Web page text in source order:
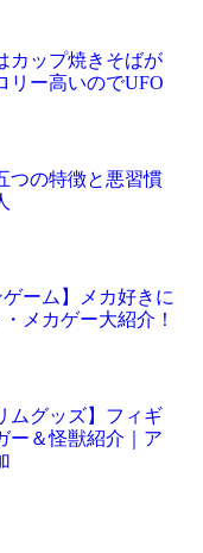
カップ焼きそばが
リー高いのでUFO
つの特徴と悪習慣
ゲーム】メカ好きに
メカゲー大紹介！
ムグッズ】フィギ
ー＆怪獣紹介｜ア